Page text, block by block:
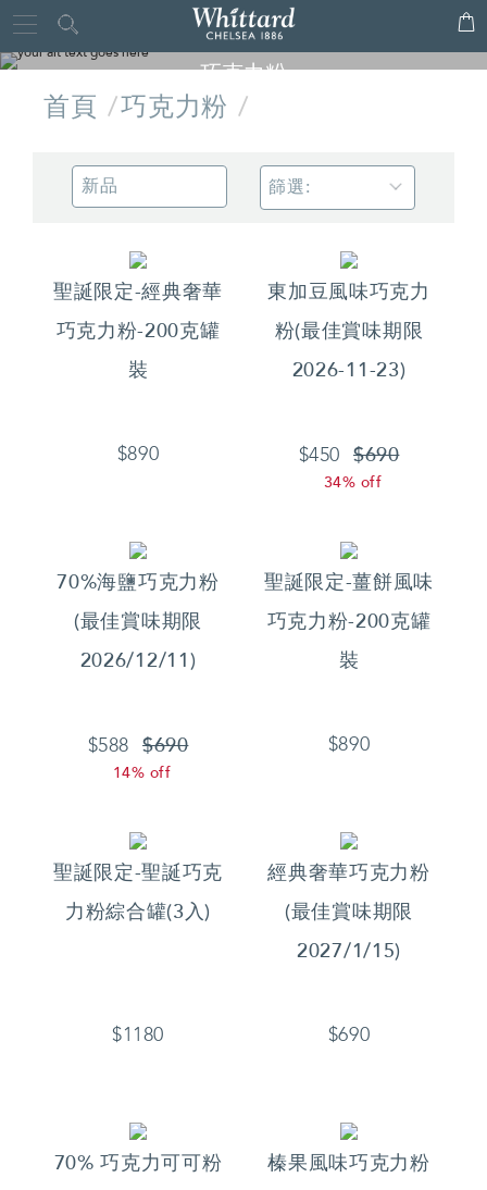
Close
Whittard
of
巧克力粉
品嘗真正奢華的口感，以熱牛奶沖泡，顛覆您味蕾的絕佳體驗！
首頁 巧克力粉
篩選:
聖誕限定-經典奢華
巧克力粉-200克罐
裝
$890
東加豆風味巧克力
粉(最佳賞味期限
2026-11-23)
$450 $690
34% off
70%海鹽巧克力粉
(最佳賞味期限
2026/12/11)
$588 $690
14% off
聖誕限定-薑餅風味
巧克力粉-200克罐
裝
$890
聖誕限定-聖誕巧克
力粉綜合罐(3入)
$1180
經典奢華巧克力粉
(最佳賞味期限
2027/1/15)
$690
70% 巧克力可可粉
榛果風味巧克力粉